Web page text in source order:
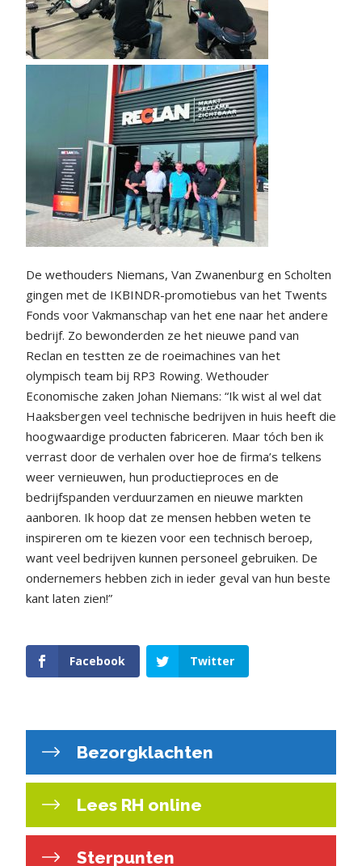
De wethouders Niemans, Van Zwanenburg en Scholten
gingen met de IKBINDR-promotiebus van het Twents
Fonds voor Vakmanschap van het ene naar het andere
bedrijf. Zo bewonderden ze het nieuwe pand van
Reclan en testten ze de roeimachines van het
olympisch team bij RP3 Rowing. Wethouder
Economische zaken Johan Niemans: “Ik wist al wel dat
Haaksbergen veel technische bedrijven in huis heeft die
hoogwaardige producten fabriceren. Maar tóch ben ik
verrast door de verhalen over hoe de firma’s telkens
weer vernieuwen, hun productieproces en de
bedrijfspanden verduurzamen en nieuwe markten
aanboren. Ik hoop dat ze mensen hebben weten te
inspireren om te kiezen voor een technisch beroep,
want veel bedrijven kunnen personeel gebruiken. De
ondernemers hebben zich in ieder geval van hun beste
kant laten zien!”
Facebook Twitter
Bezorgklachten
Lees RH online
Sterpunten